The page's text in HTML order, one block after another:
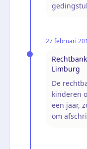
27 februari
Rechtbank
Limburg
De
kinderen
een jaar,
om